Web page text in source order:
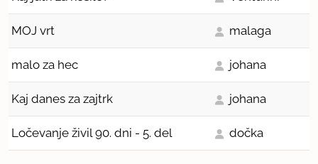
MOJ vrt malaga
malo za hec johana
Kaj danes za zajtrk johana
Ločevanje živil 90. dni - 5. del dočka